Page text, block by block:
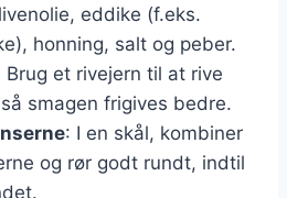
eddike (f.eks.
honning, salt og peber.
Brug et rivejern til at rive
smagen frigives bedre.
: I en skål, kombiner
og rør godt rundt, indtil